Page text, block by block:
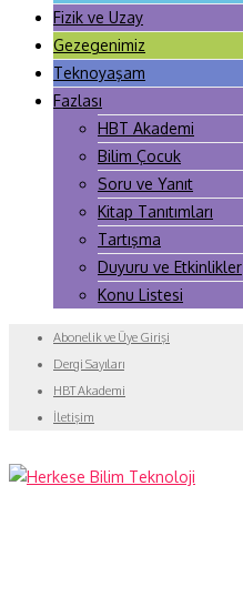
Fizik ve Uzay
Gezegenimiz
Teknoyaşam
Fazlası
HBT Akademi
Bilim Çocuk
Soru ve Yanıt
Kitap Tanıtımları
Tartışma
Duyuru ve Etkinlikler
Konu Listesi
Abonelik ve Üye Girişi
Dergi Sayıları
HBT Akademi
İletişim